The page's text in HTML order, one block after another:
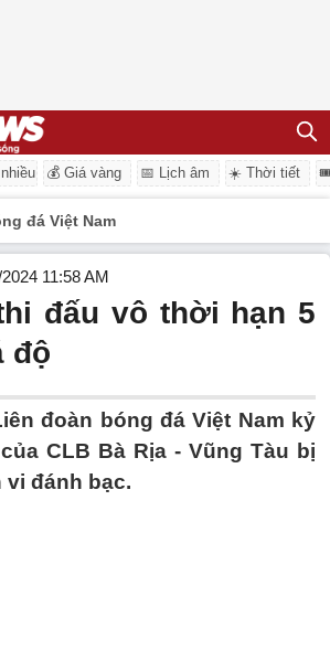
💰 Giá vàng 📅 Lịch âm ☀️ Thời tiết
đá Việt Nam
11:58 AM
đấu vô thời hạn 5
độ
đoàn bóng đá Việt Nam kỷ
CLB Bà Rịa - Vũng Tàu bị
vi đánh bạc.